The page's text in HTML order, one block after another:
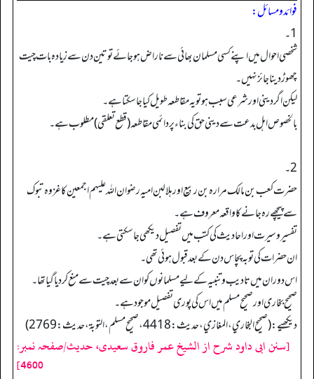
فوائد ومسائل:
1۔
شخصی احوال میں اپنے کسی مسلمان بھائی سے ناراض ہوجائے تو تین دن سے زیادہ بات چیت
چھوڑ دینا جائز نہیں۔
لیکن اگر دینی اور شرعی سبب ہو تو یہ مقاطعہ طویل کیا جا سکتا ہے۔
بالخصوص اہل بدعت سے دینی حق کی بناء پر دائمی مقاطعہ (قطع تعلقی) مطلوب ہے۔
2۔
حضرت کعب بن مالک مرارہ بن ربیع اور ہلالبن امیہ رضوان اللہ علیہم اجمعین کا غزوہ تبوک
سے پیچھے رہ جانے کا واقعہ معروف ہے۔
تفسیروسیرت اور احادیث کی کتب میں تفصیل دیکھی جا سکتی ہے۔
ان حضرات کی توبہ پچاس دن کے بعد قبول ہوئی تھی۔
اس دوران میں تادیب وتنبیہ کے لیے مسلمانوں کو ان سے بعد چیت سے منع کردیا گیا تھا۔
صحیح بخاری اور صحیح مسلم میں اس کی پوری تفصیل موجود ہے۔
دیکھیے: (صحیح البخاري، المغازي، حدیث:4418، صحیح مسلم، التوبة، حدیث: 2769)
[سنن ابی داود شرح از الشیخ عمر فاروق سعیدی، حدیث/صفحہ نمبر:
4600]